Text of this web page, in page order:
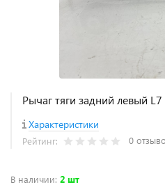
Рычаг тяги задний левый
Характеристики
Рейтинг: 0
В наличии: 2 шт